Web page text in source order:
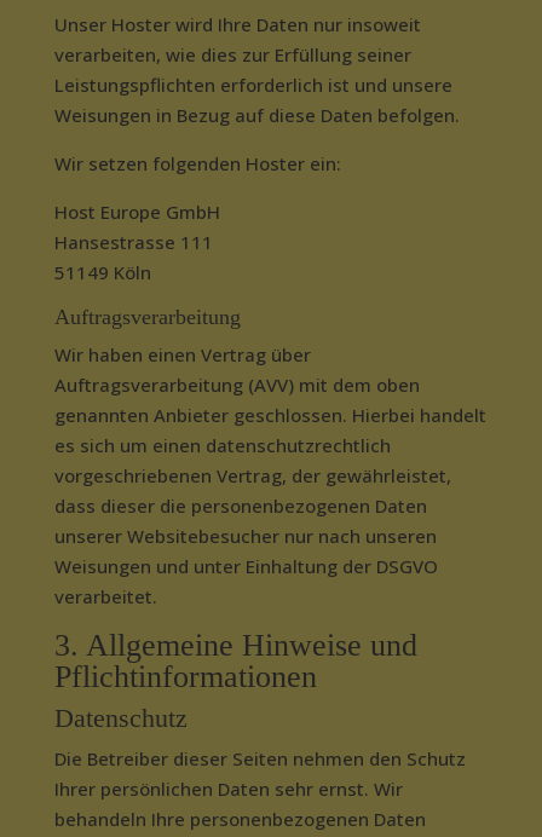
Unser Hoster wird Ihre Daten nur insoweit
verarbeiten, wie dies zur Erfüllung seiner
Leistungspflichten erforderlich ist und unsere
Weisungen in Bezug auf diese Daten befolgen.
Wir setzen folgenden Hoster ein:
Host Europe GmbH
Hansestrasse 111
51149 Köln
Auftragsverarbeitung
Wir haben einen Vertrag über
Auftragsverarbeitung (AVV) mit dem oben
genannten Anbieter geschlossen. Hierbei handelt
es sich um einen datenschutzrechtlich
vorgeschriebenen Vertrag, der gewährleistet,
dass dieser die personenbezogenen Daten
unserer Websitebesucher nur nach unseren
Weisungen und unter Einhaltung der DSGVO
verarbeitet.
3. Allgemeine Hinweise und
Pflicht­informationen
Datenschutz
Die Betreiber dieser Seiten nehmen den Schutz
Ihrer persönlichen Daten sehr ernst. Wir
behandeln Ihre personenbezogenen Daten